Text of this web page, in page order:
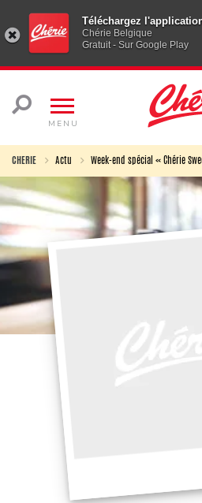
Téléchargez
Chérie Belgique
Gratuit - Sur Google Play
MENU
CHERIE Actu Week-end spécial « Chérie